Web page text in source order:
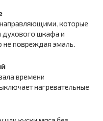
которые
духового шкафа и
повреждая эмаль.
времени
нагревательные